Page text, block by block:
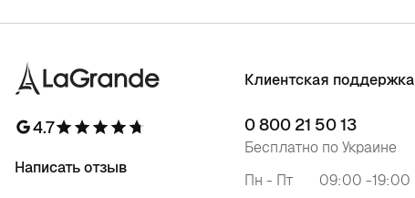
4.7
Написать отзыв
Клиентская поддержка
0 800 21 50 13
Бесплатно по Украине
Пн - Пт
09:00 -19:00